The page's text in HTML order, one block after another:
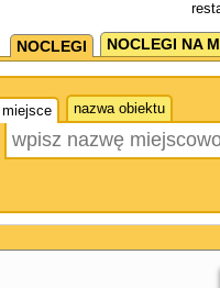
NOCLEGI NOCLEGI NA
miejsce nazwa obiektu